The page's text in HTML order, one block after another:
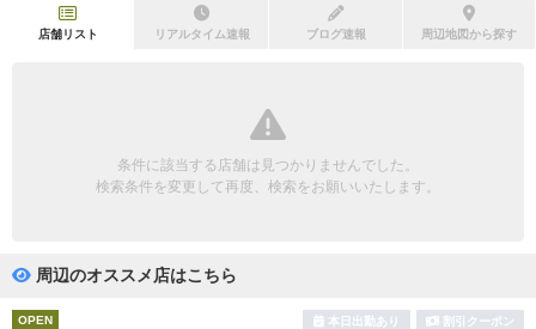
初回割引あり リピーター割引あり
団体様歓迎
ペアルームあり
フットバスあり 岩盤浴あり
店舗リスト リアルタイム速報 ブログ速報 周辺地図から探す
条件に該当する店舗は見つかりませんでした。
検索条件を変更して再度、検索をお願いいたします。
周辺のオススメ店はこちら
OPEN 本日出勤あり 割引クーポン